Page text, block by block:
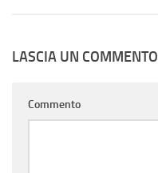
LASCIA UN COMMENTO
Commento